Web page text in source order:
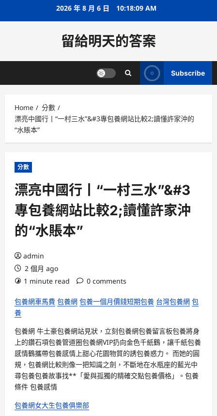
2026 年 8 月 6 日 10:18:10 AM
留給明天的答案
Subscribe
Home
分數
漂亮中國行丨“一村三水”&#3專包養網站比較2;讀懂許家沖的
“水賬本”
分數
漂亮中國行丨“一村三水”&#3
專包養網站比較2;讀懂許家沖
的“水賬本”
admin
2 個月 ago
1 minute read
0 comments
包養網車馬費 包養網 包養一個月價錢短期包養 台灣包養網 包
養
包養網 牛土豪包養網站見狀，立刻包養網包養留言板包養將身
上的鑽石項包養管道圈包養網VIP扔向金色千紙鶴，讓千紙包養
感情鶴攜帶包養感情 上甜心花園物質的誘包養惑力。 而她的圓
規， 包養網比較則像一把知識之劍，不斷地在水瓶座的藍光中
尋包養包養故事找**「愛與孤獨的精確交點包養價格」。 包養
條件 包養感情
包養網女大生包養俱樂部